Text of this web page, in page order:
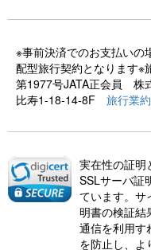
※事前決済でのお支払いの
配型旅行契約となります
第1977号JATA正会員 株
比寿1-18-14-8F 旅行業
実在性の証明
SSLサーバ証
ています。サ
明書の検証結
通信を利用す
を防止し、よ